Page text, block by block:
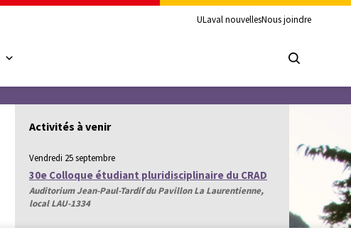
ULaval nouvellesNous joindre
Activités à venir
Vendredi 25 septembre
30e Colloque étudiant pluridisciplinaire du CRAD
Auditorium Jean-Paul-Tardif du Pavillon La Laurentienne,
local LAU-1334